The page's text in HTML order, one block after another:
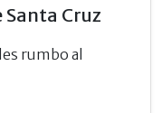
Cruz
rumbo al